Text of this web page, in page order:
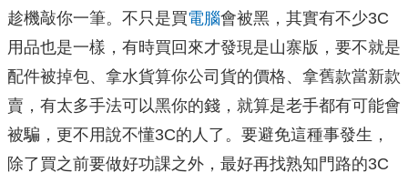
趁機敲你一筆。不只是買電腦會被黑，其實有不少3C
用品也是一樣，有時買回來才發現是山寨版，要不就是
配件被掉包、拿水貨算你公司貨的價格、拿舊款當新款
賣，有太多手法可以黑你的錢，就算是老手都有可能會
被騙，更不用說不懂3C的人了。要避免這種事發生，
除了買之前要做好功課之外，最好再找熟知門路的3C